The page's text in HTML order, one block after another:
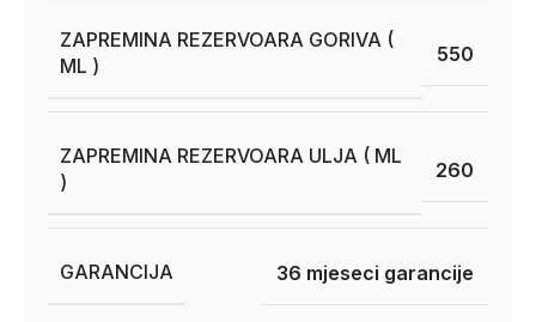
ZAPREMINA REZERVOARA GORIVA (
ML )
550
ZAPREMINA REZERVOARA ULJA ( ML
)
260
GARANCIJA 36 mjeseci garancije